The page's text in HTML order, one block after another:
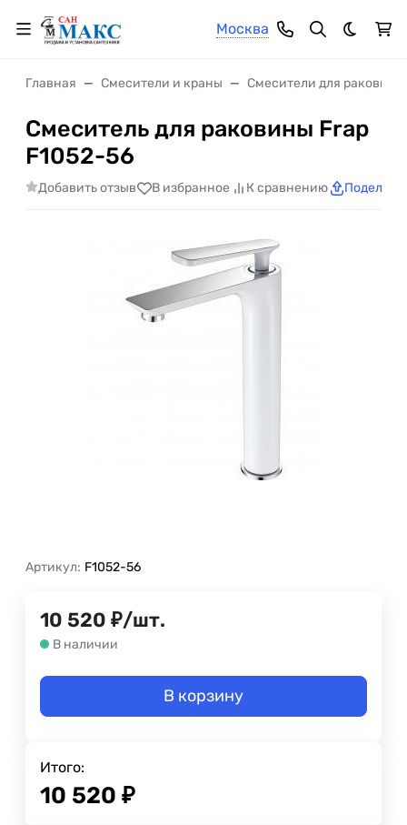
Москва
Темная
Главная Смесители и краны Смесители для раковины
Смеситель для раковины Frap
F1052-56
Добавить отзыв В избранное К сравнению
Артикул: F1052-56
10 520 ₽/шт.
В наличии
В корзину
Итого:
10 520 ₽